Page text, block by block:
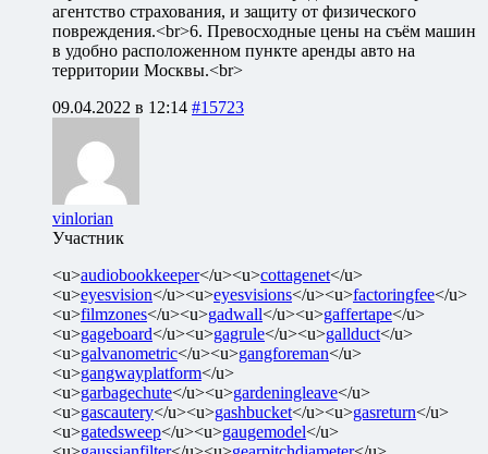
агентство страхования, и защиту от физического
повреждения.<br>6. Превосходные цены на съём машин
в удобно расположенном пункте аренды авто на
территории Москвы.<br>
09.04.2022 в 12:14 #15723
vinlorian
Участник
<u>audiobookkeeper</u><u>cottagenet</u>
<u>eyesvision</u><u>eyesvisions</u><u>factoringfee</u>
<u>filmzones</u><u>gadwall</u><u>gaffertape</u>
<u>gageboard</u><u>gagrule</u><u>gallduct</u>
<u>galvanometric</u><u>gangforeman</u>
<u>gangwayplatform</u>
<u>garbagechute</u><u>gardeningleave</u>
<u>gascautery</u><u>gashbucket</u><u>gasreturn</u>
<u>gatedsweep</u><u>gaugemodel</u>